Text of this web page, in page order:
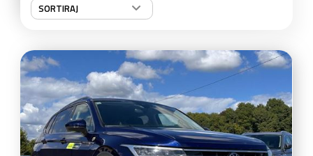
SORTIRAJ